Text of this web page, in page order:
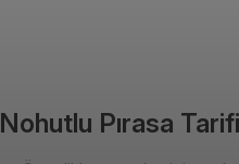
Nohutlu Pırasa Tarifi